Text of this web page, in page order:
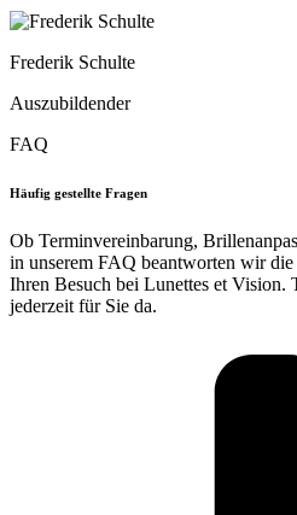
Frederik Schulte
Auszubildender
FAQ
Häufig gestellte Fragen
Ob Terminvereinbarung,
in unserem FAQ beantworten wir
Ihren Besuch bei Lunettes et Vision.
jederzeit für Sie da.